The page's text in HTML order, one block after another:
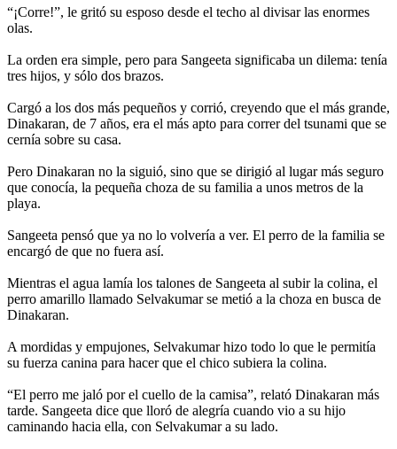
“¡Corre!”, le gritó su esposo desde el techo al divisar las enormes
olas.
La orden era simple, pero para Sangeeta significaba un dilema: tenía
tres hijos, y sólo dos brazos.
Cargó a los dos más pequeños y corrió, creyendo que el más grande,
Dinakaran, de 7 años, era el más apto para correr del tsunami que se
cernía sobre su casa.
Pero Dinakaran no la siguió, sino que se dirigió al lugar más seguro
que conocía, la pequeña choza de su familia a unos metros de la
playa.
Sangeeta pensó que ya no lo volvería a ver. El perro de la familia se
encargó de que no fuera así.
Mientras el agua lamía los talones de Sangeeta al subir la colina, el
perro amarillo llamado Selvakumar se metió a la choza en busca de
Dinakaran.
A mordidas y empujones, Selvakumar hizo todo lo que le permitía
su fuerza canina para hacer que el chico subiera la colina.
“El perro me jaló por el cuello de la camisa”, relató Dinakaran más
tarde. Sangeeta dice que lloró de alegría cuando vio a su hijo
caminando hacia ella, con Selvakumar a su lado.